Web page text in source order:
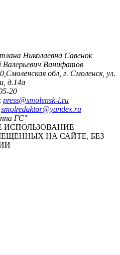
Николаевна Савенок
Валерьевич Ванифатов
обл, г. Смоленск, ул.
д.14а
20
press@smolensk-i.ru
smolredaktor@yandex.ru
ГС"
НА САЙТЕ, БЕЗ